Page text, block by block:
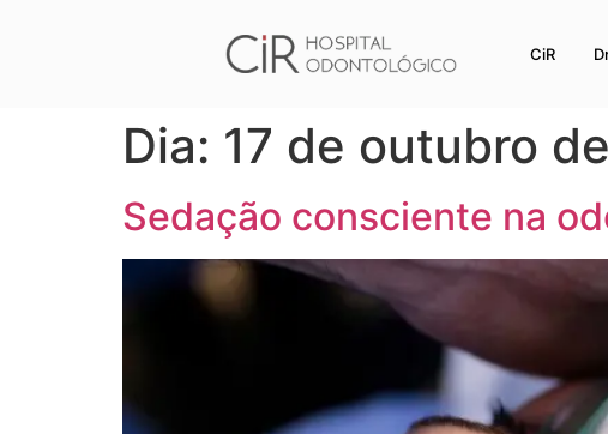
CiR
Dia: 17 de outubro
Sedação consciente na